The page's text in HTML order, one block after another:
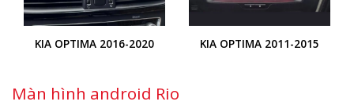
KIA OPTIMA 2016-2020 KIA OPTIMA 2011-2015
Màn hình android Rio